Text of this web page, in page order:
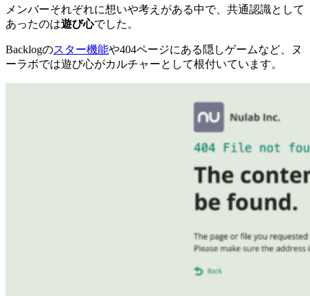
メンバーそれぞれに想いや考えがある中で、共通認識として
あったのは遊び心でした。
Backlogのスター機能や404ページにある隠しゲームなど、ヌ
ーラボでは遊び心がカルチャーとして根付いています。